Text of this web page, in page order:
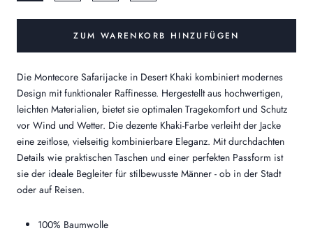
ZUM WARENKORB HINZUFÜGEN
Die Montecore Safarijacke in Desert Khaki kombiniert modernes
Design mit funktionaler Raffinesse. Hergestellt aus hochwertigen,
leichten Materialien, bietet sie optimalen Tragekomfort und Schutz
vor Wind und Wetter. Die dezente Khaki-Farbe verleiht der Jacke
eine zeitlose, vielseitig kombinierbare Eleganz. Mit durchdachten
Details wie praktischen Taschen und einer perfekten Passform ist
sie der ideale Begleiter für stilbewusste Männer - ob in der Stadt
oder auf Reisen.
100% Baumwolle